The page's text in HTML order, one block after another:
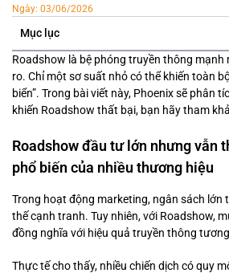
Ngày: 03/06/2026
Mục lục
Roadshow là bệ phóng truyền thông mạnh
ro. Chỉ một sơ suất nhỏ có thể khiến toàn
biển”. Trong bài viết này, Phoenix sẽ phân
khiến Roadshow thất bại, bạn hãy tham
Roadshow đầu tư lớn nhưng vẫn
phổ biến của nhiều thương hiệu
Trong hoạt động marketing, ngân sách lớn
thế cạnh tranh. Tuy nhiên, với Roadshow,
đồng nghĩa với hiệu quả truyền thông
Thực tế cho thấy, nhiều chiến dịch có quy